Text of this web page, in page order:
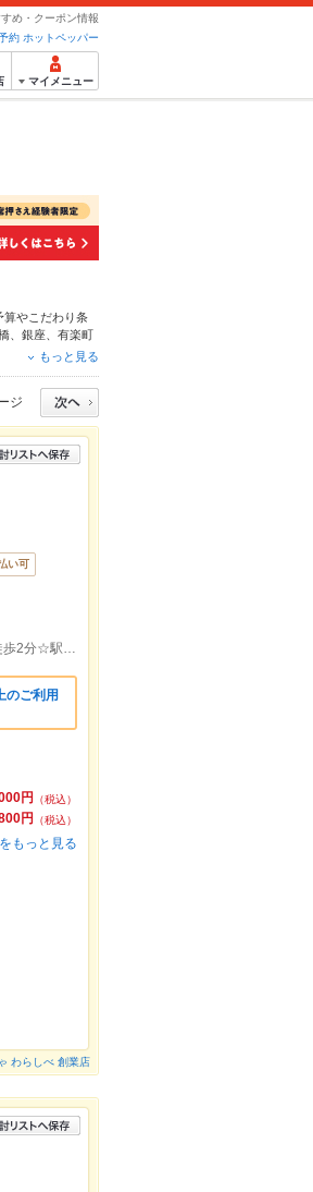
め・クーポン情報
約 ホットペッパー
マイメニュー
算やこだわり条
銀座
有楽町
明太子チーズ
もっと見る
ジ
い可
地下鉄有楽町線 月島駅 7番出口 徒歩2分都営大江戸線 月島駅 8番出口 徒歩2分☆駅近に3階建ての一軒家「月島もんじゃ」
のご利用
円
（税込）
円
（税込）
もっと見る
わらしべ 創業店